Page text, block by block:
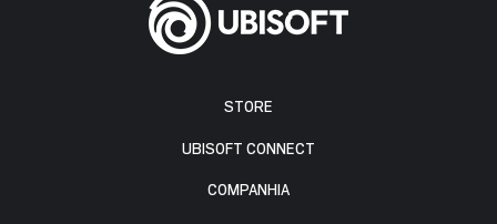
STORE
UBISOFT CONNECT
COMPANHIA